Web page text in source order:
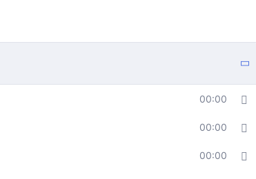
00:00
00:00
00:00